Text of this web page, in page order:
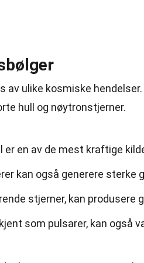
av ulike kosmiske
hull og nøytronstjerner.
er en av de mest kraftige
kan også generere sterke
stjerner, kan produsere
som pulsarer, kan også